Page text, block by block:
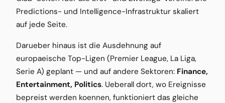
Predictions- und Intelligence-Infrastruktur skaliert
auf jede Seite.
Darueber hinaus ist die Ausdehnung auf
europaeische Top-Ligen (Premier League, La Liga,
Serie A) geplant — und auf andere Sektoren: Finance,
Entertainment, Politics. Ueberall dort, wo Ereignisse
bepreist werden koennen, funktioniert das gleiche